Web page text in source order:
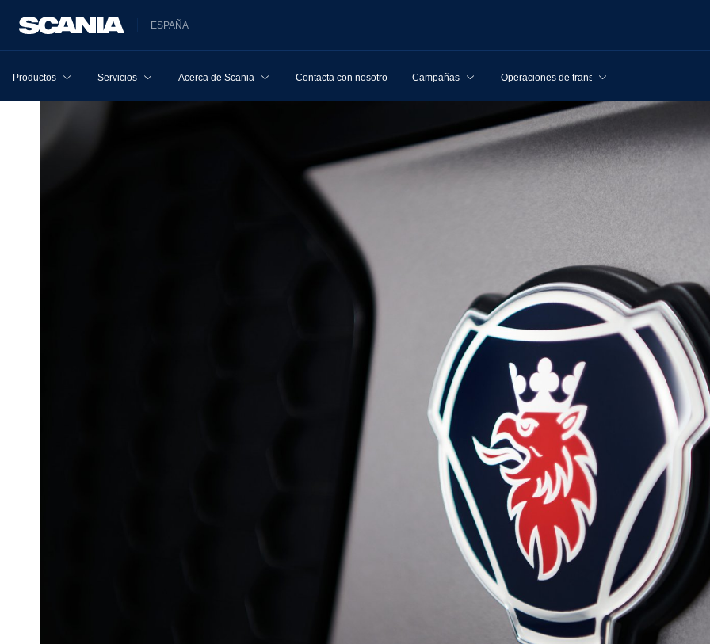
ESPAÑA
Productos Servicios Acerca de Scania Contacta con nosotros Campañas Operaciones de transporte